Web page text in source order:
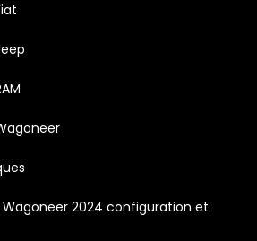
2024 configuration et